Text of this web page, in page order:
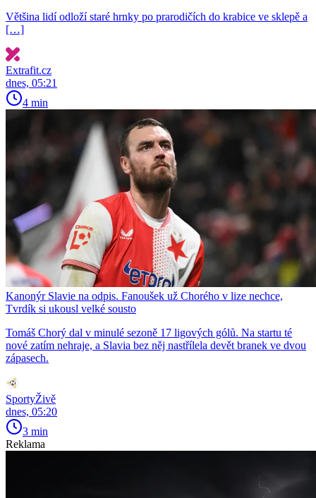
Většina lidí odloží staré hrnky po prarodičích do krabice ve sklepě a
[…]
Extrafit.cz
dnes, 05:21
4 min
Kanonýr Slavie na odpis. Fanoušek už Chorého v lize nechce,
Tvrdík si ukousl velké sousto
Tomáš Chorý dal v minulé sezoně 17 ligových gólů. Na startu té
nové zatím nehraje, a Slavia bez něj nastřílela devět branek ve dvou
zápasech.
SportyŽivě
dnes, 05:20
3 min
Reklama